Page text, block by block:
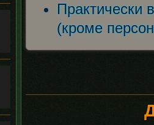
Практически
(кроме